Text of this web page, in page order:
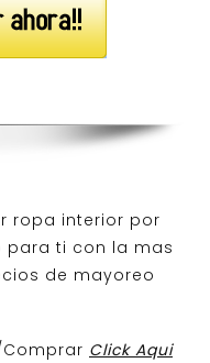
ropa interior por
para ti con la mas
de mayoreo
Click Aqui